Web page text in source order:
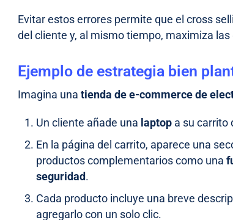
Evitar estos errores permite que el cross
del cliente y, al mismo tiempo, maximiza
Ejemplo de estrategia bien
Imagina unatienda de e-commerce de
Un cliente añade una laptop a su carrito
En la página del carrito, aparece una
productos complementarios como una
seguridad.
Cada producto incluye una breve
agregarlo con un solo clic.